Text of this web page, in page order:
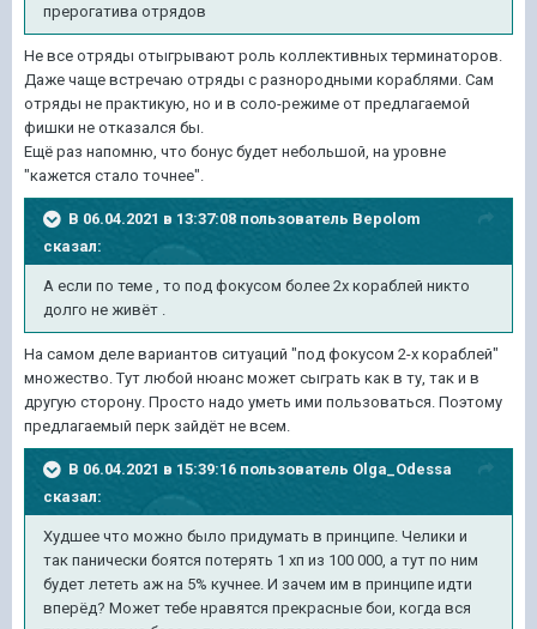
прерогатива отрядов
Не все отряды отыгрывают роль коллективных терминаторов.
Даже чаще встречаю отряды с разнородными кораблями. Сам
отряды не практикую, но и в соло-режиме от предлагаемой
фишки не отказался бы.
Ещё раз напомню, что бонус будет небольшой, на уровне
"кажется стало точнее".
В 06.04.2021 в 13:37:08 пользователь Bepolom
сказал:
А если по теме , то под фокусом более 2х кораблей никто
долго не живёт .
На самом деле вариантов ситуаций "под фокусом 2-х кораблей"
множество. Тут любой нюанс может сыграть как в ту, так и в
другую сторону. Просто надо уметь ими пользоваться. Поэтому
предлагаемый перк зайдёт не всем.
В 06.04.2021 в 15:39:16 пользователь Olga_Odessa
сказал:
Худшее что можно было придумать в принципе. Челики и
так панически боятся потерять 1 хп из 100 000, а тут по ним
будет лететь аж на 5% кучнее. И зачем им в принципе идти
вперёд? Может тебе нравятся прекрасные бои, когда вся